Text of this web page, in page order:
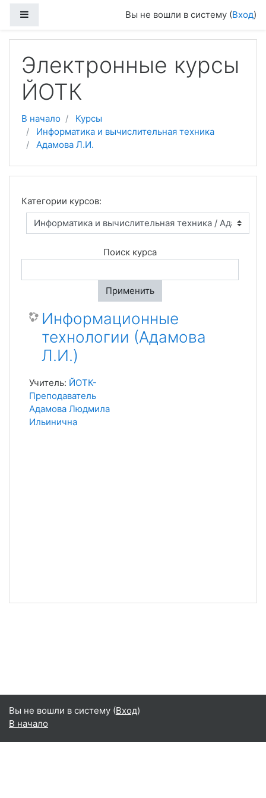
Вы не вошли в систему (Вход)
Электронные курсы
ЙОТК
В начало
Курсы
Информатика и вычислительная техника
Адамова Л.И.
Категории курсов:
Поиск курса
Применить
Информационные
технологии (Адамова
Л.И.)
Учитель: ЙОТК-
Преподаватель
Адамова Людмила
Ильинична
Вы не вошли в систему (Вход)
В начало
Русский ‎(ru)‎